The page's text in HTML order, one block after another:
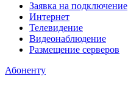
Заявка на подключение
Интернет
Телевидение
Видеонаблюдение
Размещение серверов
Абоненту